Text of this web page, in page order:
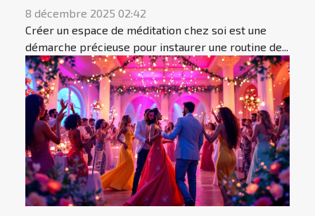
8 décembre 2025 02:42
Créer un espace de méditation chez soi est une
démarche précieuse pour instaurer une routine de...